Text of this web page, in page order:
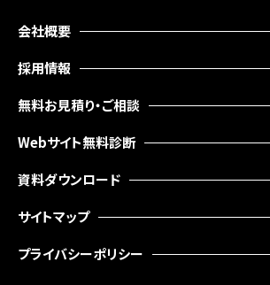
会社概要
採用情報
無料お見積り・ご相談
Webサイト無料診断
資料ダウンロード
サイトマップ
プライバシーポリシー